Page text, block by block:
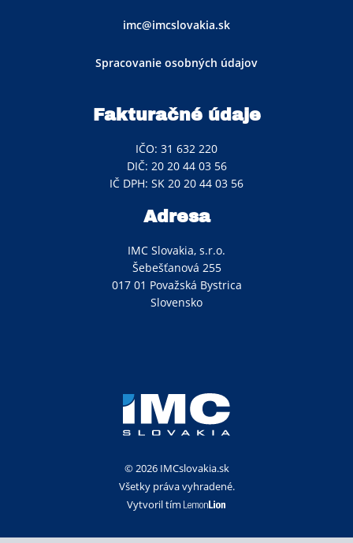
© 2026 IMCslovakia.sk
Všetky práva vyhradené.
Vytvoril tím
imc@imcslovakia.sk
Spracovanie osobných údajov
Fakturačné údaje
IČO: 31 632 220
DIČ: 20 20 44 03 56
IČ DPH: SK 20 20 44 03 56
Adresa
IMC Slovakia, s.r.o.
Šebešťanová 255
017 01 Považská Bystrica
Slovensko